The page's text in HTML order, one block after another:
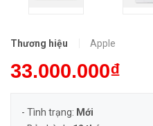
Thương hiệu Apple
33.000.000₫
- Tình trạng: Mới